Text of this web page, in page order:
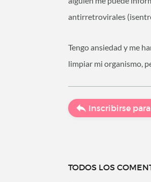
antirretrovirales
Tengo ansiedad y me
limpiar mi organismo,
Inscribirse
TODOS LOS